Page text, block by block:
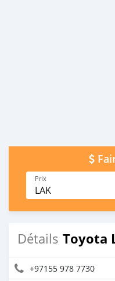
Prix
LAK
Détails Toyota
+97155 978 7730